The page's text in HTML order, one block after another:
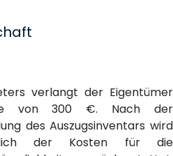
verlangt der Eigentümer
von 300 €. Nach der
des Auszugsinventars wird
der Kosten für die